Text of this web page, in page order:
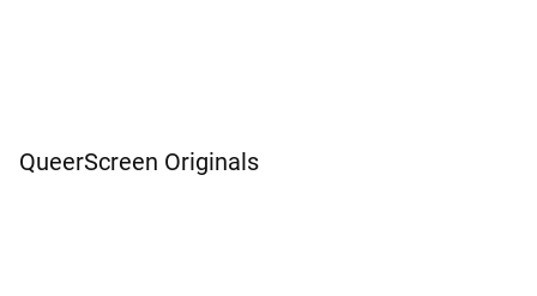
QueerScreen Originals